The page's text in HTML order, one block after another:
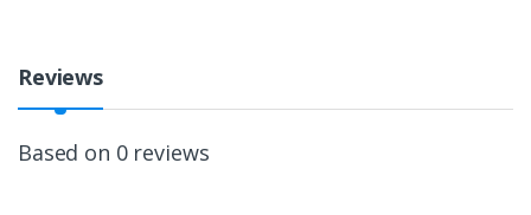
Reviews
Based on 0 reviews